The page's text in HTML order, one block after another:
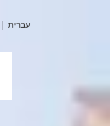
| עברית